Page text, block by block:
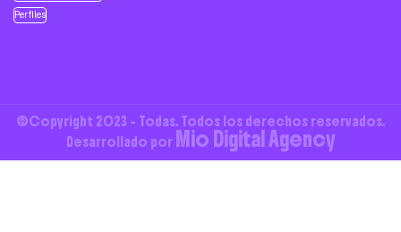
Perfiles
©Copyright 2023 - Todas. Todos los derechos reservados.
Desarrollado por Mio Digital Agency